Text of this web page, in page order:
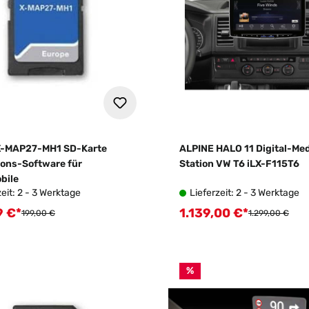
MAP27-MH1 SD-Karte
Software für
2 - 3 Werktage
€*Regulärer Preis:
199,00 €
ALPINE HALO 11 Digital-
Station VW T6 iLX-F115T6
Lieferzeit: 2 - 3 Werktage
Verkaufspreis:
1.139,00 €*Regulärer Preis:
1.299,00 €
%